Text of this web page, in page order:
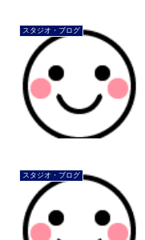
スタジオ・ブログ
スタジオ・ブログ